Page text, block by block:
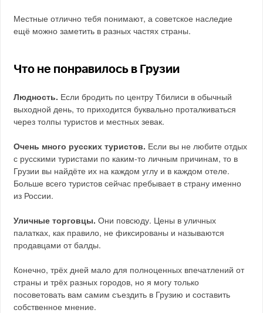
Местные отлично тебя понимают, а советское наследие
ещё можно заметить в разных частях страны.
Что не понравилось в Грузии
Людность. Если бродить по центру Тбилиси в обычный
выходной день, то приходится буквально проталкиваться
через толпы туристов и местных зевак.
Очень много русских туристов. Если вы не любите отдых
с русскими туристами по каким-то личным причинам, то в
Грузии вы найдёте их на каждом углу и в каждом отеле.
Больше всего туристов сейчас пребывает в страну именно
из России.
Уличные торговцы. Они повсюду. Цены в уличных
палатках, как правило, не фиксированы и называются
продавцами от балды.
Конечно, трёх дней мало для полноценных впечатлений от
страны и трёх разных городов, но я могу только
посоветовать вам самим съездить в Грузию и составить
собственное мнение.